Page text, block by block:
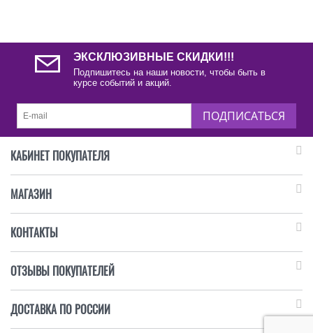
ЭКСКЛЮЗИВНЫЕ СКИДКИ!!!
Подпишитесь на наши новости, чтобы быть в
курсе событий и акций.
ПОДПИСАТЬСЯ
КАБИНЕТ ПОКУПАТЕЛЯ
МАГАЗИН
КОНТАКТЫ
ОТЗЫВЫ ПОКУПАТЕЛЕЙ
ДОСТАВКА ПО РОССИИ